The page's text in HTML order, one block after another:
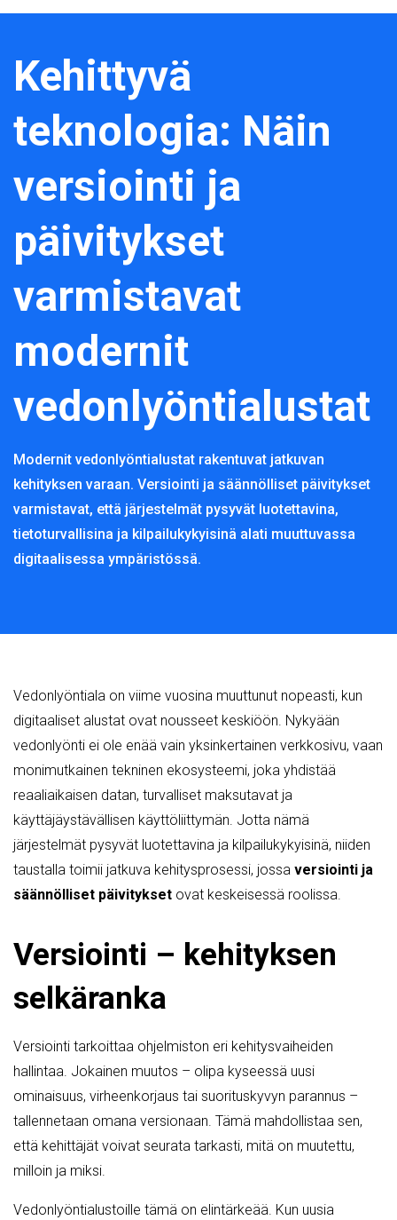
Kehittyvä
teknologia: Näin
versiointi ja
päivitykset
varmistavat
modernit
vedonlyöntialustat
Modernit vedonlyöntialustat rakentuvat jatkuvan
kehityksen varaan. Versiointi ja säännölliset päivitykset
varmistavat, että järjestelmät pysyvät luotettavina,
tietoturvallisina ja kilpailukykyisinä alati muuttuvassa
digitaalisessa ympäristössä.
Vedonlyöntiala on viime vuosina muuttunut nopeasti, kun
digitaaliset alustat ovat nousseet keskiöön. Nykyään
vedonlyönti ei ole enää vain yksinkertainen verkkosivu, vaan
monimutkainen tekninen ekosysteemi, joka yhdistää
reaaliaikaisen datan, turvalliset maksutavat ja
käyttäjäystävällisen käyttöliittymän. Jotta nämä
järjestelmät pysyvät luotettavina ja kilpailukykyisinä, niiden
taustalla toimii jatkuva kehitysprosessi, jossa versiointi ja
säännölliset päivitykset ovat keskeisessä roolissa.
Versiointi – kehityksen
selkäranka
Versiointi tarkoittaa ohjelmiston eri kehitysvaiheiden
hallintaa. Jokainen muutos – olipa kyseessä uusi
ominaisuus, virheenkorjaus tai suorituskyvyn parannus –
tallennetaan omana versionaan. Tämä mahdollistaa sen,
että kehittäjät voivat seurata tarkasti, mitä on muutettu,
milloin ja miksi.
Vedonlyöntialustoille tämä on elintärkeää. Kun uusia